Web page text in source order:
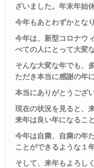
ざいました。年末年始
今年もあとわずかとな
今年は、新型コロナウ
べての人にとって大変
そんな大変な年でも、
ただき本当に感謝の年
本当にありがとうござ
現在の状況を見ると、
来年は良い年になるこ
今年は自粛、自粛の年
ことができるような１
そして、来年もよろし